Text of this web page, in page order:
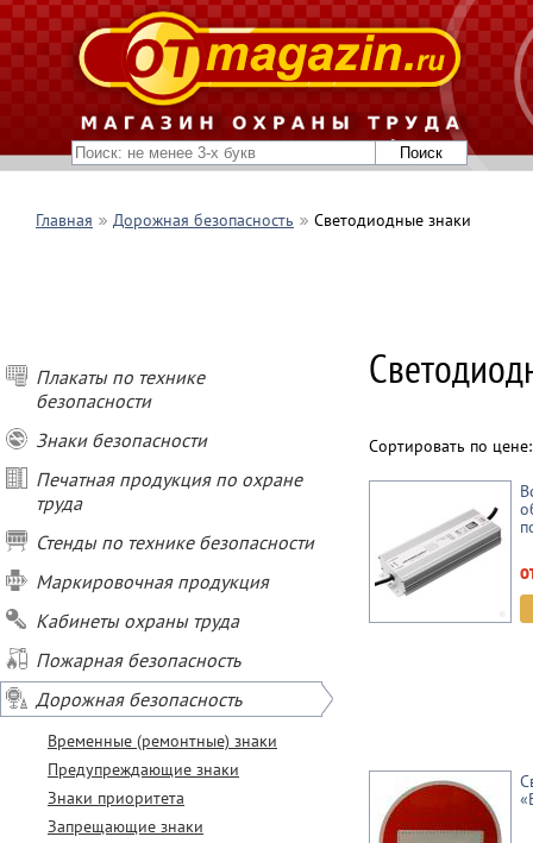
Главная Дорожная безопасность Светодиодные знаки
Плакаты по технике
безопасности
Знаки безопасности
Печатная продукция по охране
труда
Стенды по технике безопасности
Маркировочная продукция
Кабинеты охраны труда
Пожарная безопасность
Дорожная безопасность
Временные (ремонтные) знаки
Предупреждающие знаки
Знаки приоритета
Запрещающие знаки
Сортировать по